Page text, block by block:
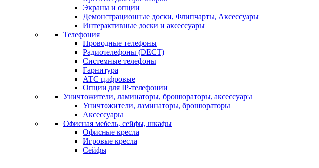
Экраны и опции
Демонстрационные доски, Флипчарты, Аксессуары
Интерактивные доски и аксессуары
Телефония
Проводные телефоны
Радиотелефоны (DECT)
Системные телефоны
Гарнитура
АТС цифровые
Опции для IP-телефонии
Уничтожители, ламинаторы, брошюраторы, аксессуары
Уничтожители, ламинаторы, брошюраторы
Аксессуары
Офисная мебель, сейфы, шкафы
Офисные кресла
Игровые кресла
Сейфы